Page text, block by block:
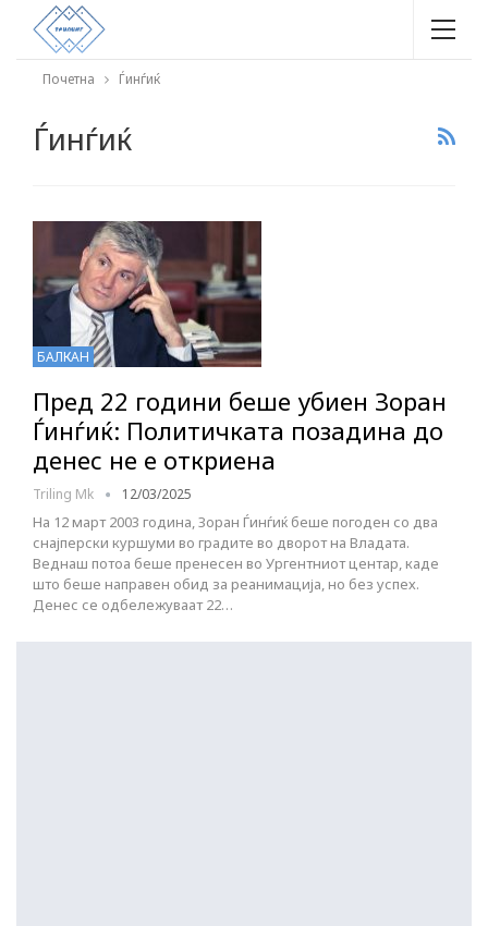
Почетна Ѓинѓиќ
Ѓинѓиќ
БАЛКАН
Пред 22 години беше убиен Зоран
Ѓинѓиќ: Политичката позадина до
денес не е откриена
Triling Mk 12/03/2025
На 12 март 2003 година, Зоран Ѓинѓиќ беше погоден со два
снајперски куршуми во градите во дворот на Владата.
Веднаш потоа беше пренесен во Ургентниот центар, каде
што беше направен обид за реанимација, но без успех.
Денес се одбележуваат 22…